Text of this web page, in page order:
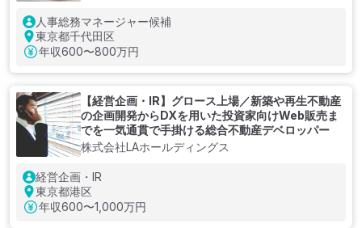
人事総務マネージャー候補
東京都千代田区
年収600〜800万円
【経営企画・IR】グロース上場／新築や再生不動産
の企画開発からDXを用いた投資家向けWeb販売ま
でを一気通貫で手掛ける総合不動産デベロッパー
株式会社LAホールディングス
経営企画・IR
東京都港区
年収600〜1,000万円